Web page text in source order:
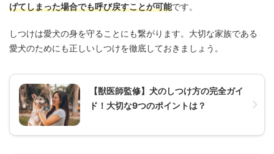
げてしまった場合でも呼び戻すことが可能です。
しつけは愛犬の身を守ることにも繋がります。大切な家族である
愛犬のためにも正しいしつけを徹底しておきましょう。
【獣医師監修】犬のしつけ方の完全ガイ
ド！大切な9つのポイントは？